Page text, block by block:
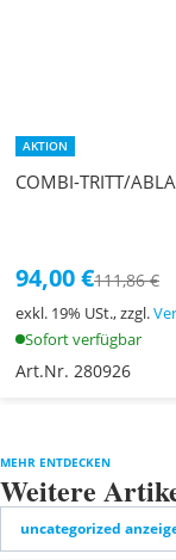
AKTION
COMBI-TRITT/
94,00 €111,86 €
exkl. 19% USt., zzgl.
Sofort verfügbar
Art.Nr. 280926
MEHR ENTDECKEN
Weitere
uncategorized